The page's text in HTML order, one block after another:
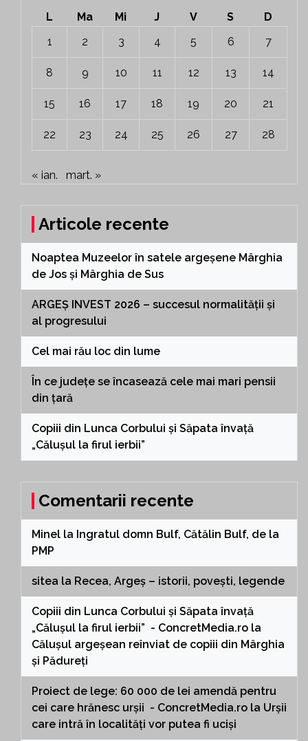
L Ma Mi J V S
D
1
2 3 4 5 6 7
8 9 10 11 12 13 14
15 16 17 18 19 20 21
22 23 24 25 26 27 28
« ian. mart. »
Articole recente
Noaptea Muzeelor în satele argeșene Mârghia
de Jos și Mârghia de Sus
ARGEȘ INVEST 2026 – succesul normalității și
al progresului
Cel mai rău loc din lume
În ce județe se încasează cele mai mari pensii
din țară
Copiii din Lunca Corbului și Săpata învață
„Călușul la firul ierbii”
Comentarii recente
Minel la Ingratul domn Bulf, Cătălin Bulf, de la
PMP
sitea la Recea, Argeș – istorii, povești, legende
Copiii din Lunca Corbului și Săpata învață
„Călușul la firul ierbii” - ConcretMedia.ro la
Călușul argeșean reînviat de copiii din Mârghia
și Pădureți
Proiect de lege: 60 000 de lei amendă pentru
cei care hrănesc urșii - ConcretMedia.ro la Urșii
care intră în localități vor putea fi uciși